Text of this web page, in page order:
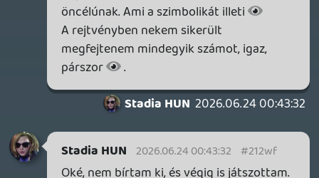
Stadia HUN 2026.06.23 09:17:43 #212tc
Játszottam vele egy keveset. Ú, nagyon
beteg cucc, teljesen megértem, hogy
miért nem engedték fel steam-re. Eléggé
öncélú szerintem ez a pucér kureló lovas
téma, mindenesetre érdekes és unikum,
örülök hogy ilyenek is vannak.
Technikailag végül nem volt vele bajom, a
korábban említett röccenés valószínűleg
egyedi eset volt, most feltoltam maxra és
úgy is gördülékeny (mondjuk nem látok túl
nagy változást a kinézetben).